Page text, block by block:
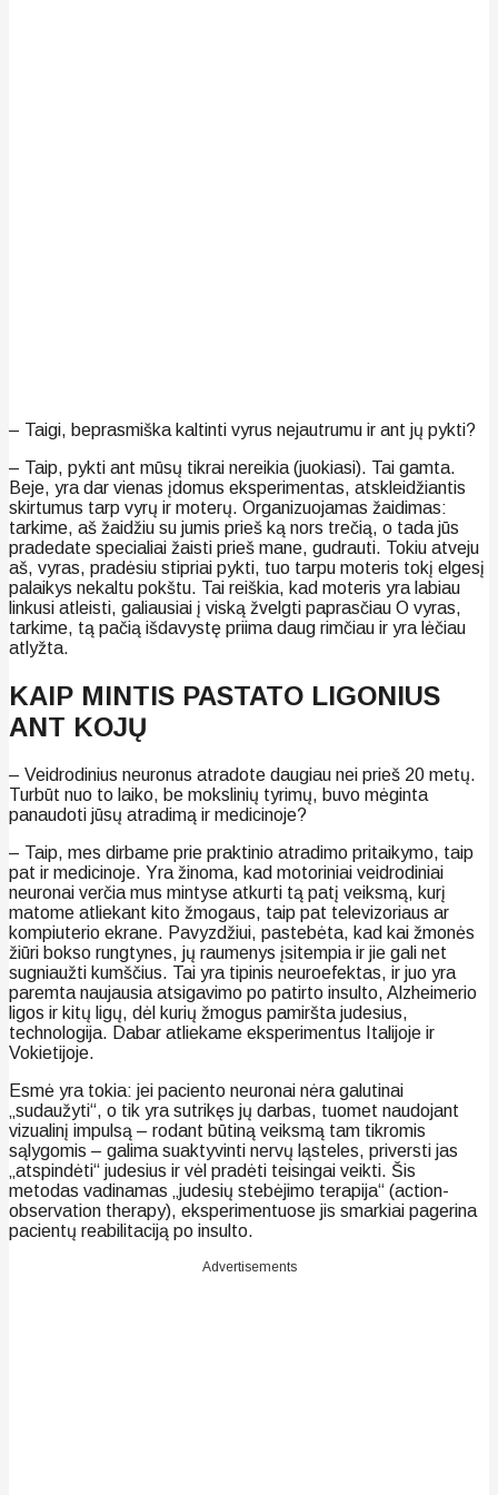
– Taigi, beprasmiška kaltinti vyrus nejautrumu ir ant jų pykti?
– Taip, pykti ant mūsų tikrai nereikia (juokiasi). Tai gamta.
Beje, yra dar vienas įdomus eksperimentas, atskleidžiantis
skirtumus tarp vyrų ir moterų. Organizuojamas žaidimas:
tarkime, aš žaidžiu su jumis prieš ką nors trečią, o tada jūs
pradedate specialiai žaisti prieš mane, gudrauti. Tokiu atveju
aš, vyras, pradėsiu stipriai pykti, tuo tarpu moteris tokį elgesį
palaikys nekaltu pokštu. Tai reiškia, kad moteris yra labiau
linkusi atleisti, galiausiai į viską žvelgti paprasčiau O vyras,
tarkime, tą pačią išdavystę priima daug rimčiau ir yra lėčiau
atlyžta.
KAIP MINTIS PASTATO LIGONIUS
ANT KOJŲ
– Veidrodinius neuronus atradote daugiau nei prieš 20 metų.
Turbūt nuo to laiko, be mokslinių tyrimų, buvo mėginta
panaudoti jūsų atradimą ir medicinoje?
– Taip, mes dirbame prie praktinio atradimo pritaikymo, taip
pat ir medicinoje. Yra žinoma, kad motoriniai veidrodiniai
neuronai verčia mus mintyse atkurti tą patį veiksmą, kurį
matome atliekant kito žmogaus, taip pat televizoriaus ar
kompiuterio ekrane. Pavyzdžiui, pastebėta, kad kai žmonės
žiūri bokso rungtynes, jų raumenys įsitempia ir jie gali net
sugniaužti kumščius. Tai yra tipinis neuroefektas, ir juo yra
paremta naujausia atsigavimo po patirto insulto, Alzheimerio
ligos ir kitų ligų, dėl kurių žmogus pamiršta judesius,
technologija. Dabar atliekame eksperimentus Italijoje ir
Vokietijoje.
Esmė yra tokia: jei paciento neuronai nėra galutinai
„sudaužyti“, o tik yra sutrikęs jų darbas, tuomet naudojant
vizualinį impulsą – rodant būtiną veiksmą tam tikromis
sąlygomis – galima suaktyvinti nervų ląsteles, priversti jas
„atspindėti“ judesius ir vėl pradėti teisingai veikti. Šis
metodas vadinamas „judesių stebėjimo terapija“ (action-
observation therapy), eksperimentuose jis smarkiai pagerina
pacientų reabilitaciją po insulto.
Advertisements